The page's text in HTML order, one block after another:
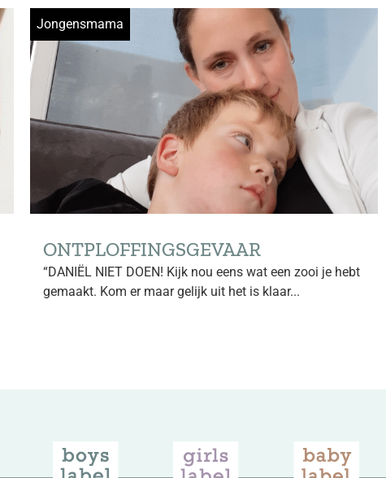
Jongensmama
ONTPLOFFINGSGEVAAR
“DANIËL NIET DOEN! Kijk nou eens wat een zooi je hebt
gemaakt. Kom er maar gelijk uit het is klaar...